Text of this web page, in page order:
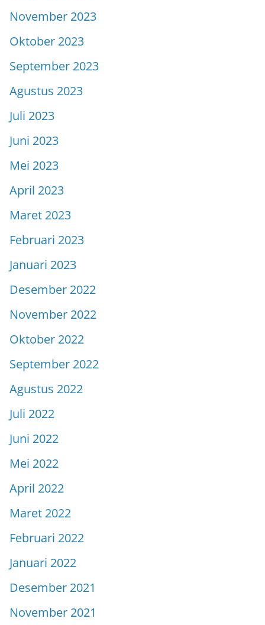
November 2023
Oktober 2023
September 2023
Agustus 2023
Juli 2023
Juni 2023
Mei 2023
April 2023
Maret 2023
Februari 2023
Januari 2023
Desember 2022
November 2022
Oktober 2022
September 2022
Agustus 2022
Juli 2022
Juni 2022
Mei 2022
April 2022
Maret 2022
Februari 2022
Januari 2022
Desember 2021
November 2021